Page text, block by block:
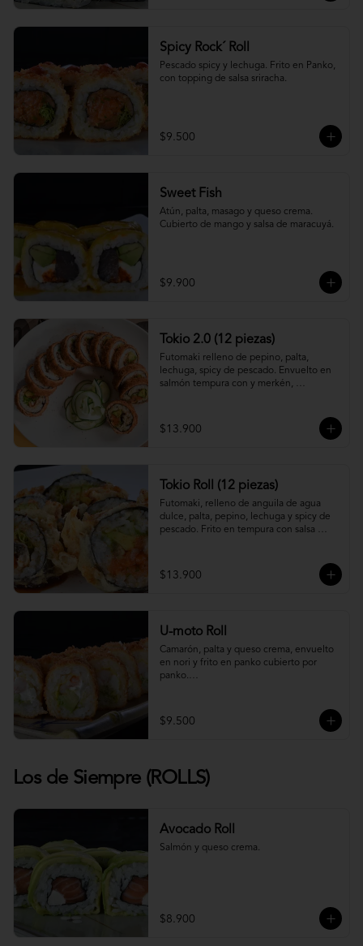
Spicy Rock´ Roll
Pescado spicy y lechuga. Frito en Panko,
con topping de salsa sriracha.
$9.500
Sweet Fish
Atún, palta, masago y queso crema.
Cubierto de mango y salsa de maracuyá.
$9.900
Tokio 2.0 (12 piezas)
Futomaki relleno de pepino, palta,
lechuga, spicy de pescado. Envuelto en
salmón tempura con y merkén,
$13.900
Tokio Roll (12 piezas)
Futomaki, relleno de anguila de agua
dulce, palta, pepino, lechuga y spicy de
pescado. Frito en tempura con salsa
$13.900
U-moto Roll
Camarón, palta y queso crema, envuelto
en nori y frito en panko cubierto por
panko.
$9.500
Los de Siempre (ROLLS)
Avocado Roll
Salmón y queso crema.
$8.900